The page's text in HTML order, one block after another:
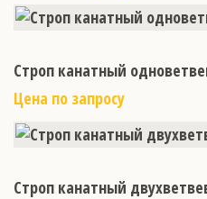
Строп канатный
Цена по запросу
Строп канатный